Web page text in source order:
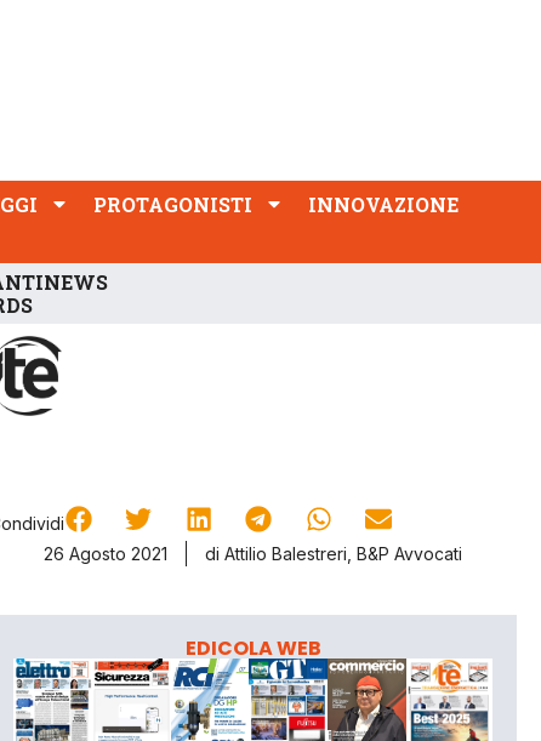
PROTAGONISTI
INNOVAZIONE
26 Agosto 2021
di Attilio Balestreri, B&P Avvocati
EDICOLA WEB